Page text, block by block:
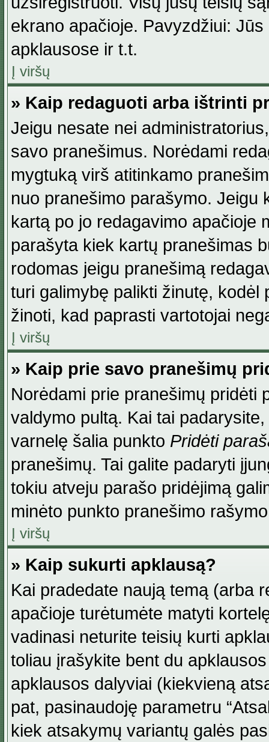
ekrano apačioje. Pavyzdžiui:
apklausose ir t.t.
Į viršų
» Kaip redaguoti arba ištrinti
Jeigu nesate nei
savo pranešimus. Norėdami
mygtuką virš atitinkamo
nuo pranešimo parašymo. Jeigu
kartą po jo redagavimo apačioje
parašyta kiek kartų pranešimas
rodomas jeigu pranešimą
turi galimybę palikti žinutę, kodėl
žinoti, kad paprasti vartotojai
Į viršų
» Kaip prie savo pranešimų
Norėdami prie pranešimų pridėti
valdymo pultą. Kai tai
varnelę šalia punkto Pridėti
pranešimų. Tai galite padaryti
tokiu atveju parašo pridėjimą
minėto punkto pranešimo
Į viršų
» Kaip sukurti apklausą?
Kai pradedate naują temą (arba
apačioje turėtumėte matyti
vadinasi neturite teisių kurti
toliau įrašykite bent du
apklausos dalyviai (kiekvieną
pat, pasinaudoję parametru
kiek atsakymų variantų galės